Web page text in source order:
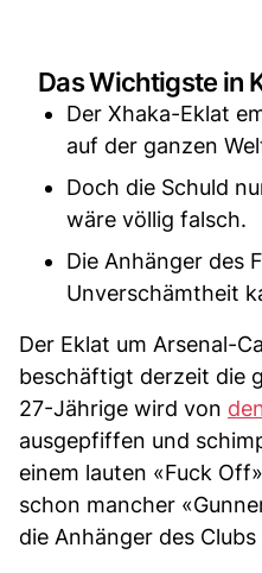
Das Wichtigste in
Der Xhaka-Eklat
auf der ganzen
Doch die Schuld
wäre völlig falsch.
Die Anhänger des
Unverschämtheit
Der Eklat um Arsenal-
beschäftigt derzeit die
27-Jährige wird von
ausgepfiffen und
einem lauten «Fuck
schon mancher
die Anhänger des